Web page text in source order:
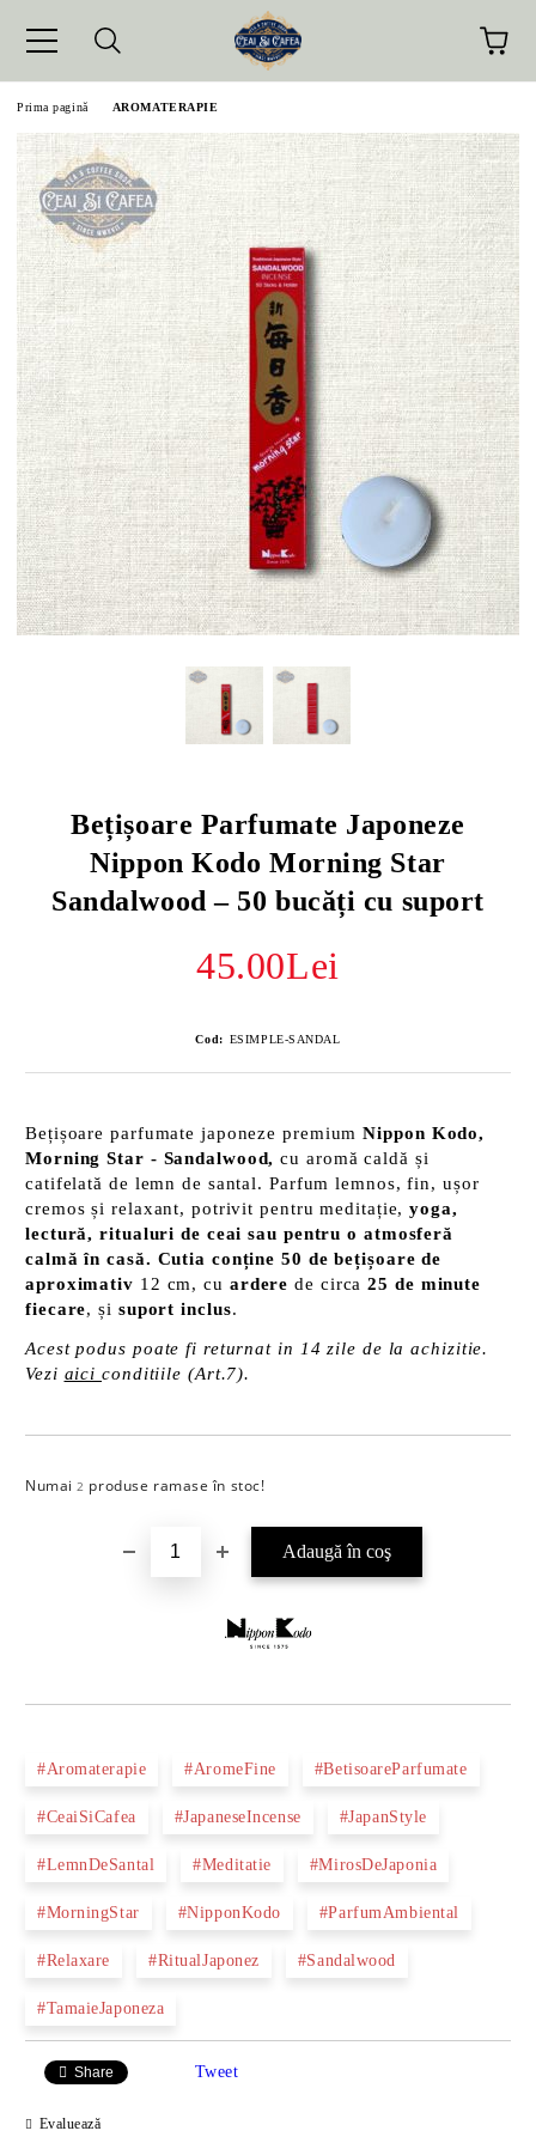
Prima pagină AROMATERAPIE
Bețișoare Parfumate Japoneze
Nippon Kodo Morning Star
Sandalwood – 50 bucăți cu suport
45.00Lei
Cod: ESIMPLE-SANDAL
Bețișoare parfumate japoneze premiumNippon Kodo,
Morning Star - Sandalwood, cu aromă caldă și
catifelată de lemn de santal. Parfum lemnos, fin, ușor
cremos și relaxant, potrivit pentru meditație,yoga,
lectură, ritualuri de ceai sau pentru o atmosferă
calmă în casă. Cutia conține 50 de bețișoare de
aproximativ 12 cm, cu ardere de circa25 de minute
fiecare, și suport inclus.
Acest podus poate fi returnat in 14 zile de la achizitie.
Vezi aici conditiile (Art.7).
Numai2 produse ramase în stoc!
#Aromaterapie #AromeFine #BetisoareParfumate
#CeaiSiCafea #JapaneseIncense #JapanStyle
#LemnDeSantal #Meditatie #MirosDeJaponia
#MorningStar #NipponKodo #ParfumAmbiental
#Relaxare #RitualJaponez #Sandalwood
#TamaieJaponeza
Share Tweet
Evaluează